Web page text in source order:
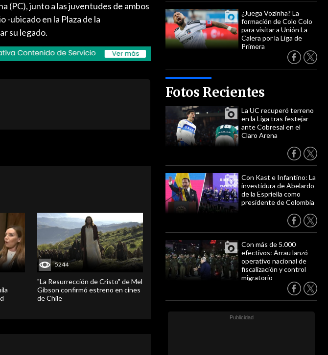
¿Juega Vozinha? La
formación de Colo Colo
para visitar a Unión La
Calera por la Liga de
Primera
Fotos Recientes
La UC recuperó terreno
en la Liga tras festejar
ante Cobresal en el
Claro Arena
Con Kast e Infantino: La
investidura de Abelardo
de la Espriella como
presidente de Colombia
Con más de 5.000
efectivos: Arrau lanzó
operativo nacional de
fiscalización y control
migratorio
(PC), junto a las juventudes de ambos
ubicado en la Plaza de la
su legado.
5244
"La Resurrección de Cristo" de Mel
Gibson confirmó estreno en cines
de Chile